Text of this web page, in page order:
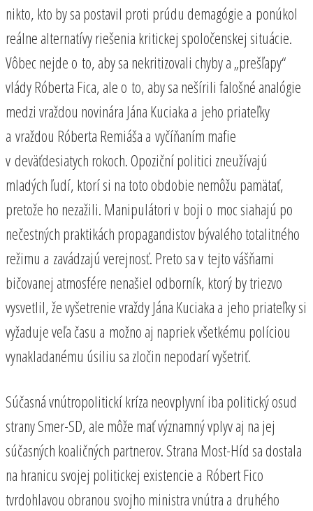
nikto, kto by sa postavil proti prúdu demagógie a ponúkol
reálne alternatívy riešenia kritickej spoločenskej situácie.
Vôbec nejde o to, aby sa nekritizovali chyby a „prešľapy“
vlády Róberta Fica, ale o to, aby sa nešírili falošné analógie
medzi vraždou novinára Jána Kuciaka a jeho priateľky
a vraždou Róberta Remiáša a vyčíňaním mafie
v deväťdesiatych rokoch. Opoziční politici zneužívajú
mladých ľudí, ktorí si na toto obdobie nemôžu pamätať,
pretože ho nezažili. Manipulátori v boji o moc siahajú po
nečestných praktikách propagandistov bývalého totalitného
režimu a zavádzajú verejnosť. Preto sa v tejto vášňami
bičovanej atmosfére nenašiel odborník, ktorý by triezvo
vysvetlil, že vyšetrenie vraždy Jána Kuciaka a jeho priateľky si
vyžaduje veľa času a možno aj napriek všetkému políciou
vynakladanému úsiliu sa zločin nepodarí vyšetriť.
Súčasná vnútropolitickí kríza neovplyvní iba politický osud
strany Smer-SD, ale môže mať významný vplyv aj na jej
súčasných koaličných partnerov. Strana Most-Híd sa dostala
na hranicu svojej politickej existencie a Róbert Fico
tvrdohlavou obranou svojho ministra vnútra a druhého